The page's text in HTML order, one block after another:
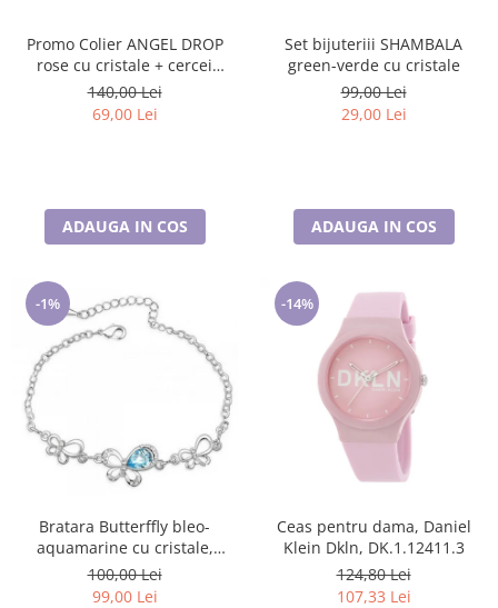
Promo Colier ANGEL DROP
rose cu cristale + cercei
asortati CADOU
140,00 Lei
69,00 Lei
ADAUGA IN COS
Set bijuteriii SHAMBALA
green-verde cu cristale
99,00 Lei
29,00 Lei
ADAUGA IN COS
-1%
Bratara Butterffly bleo-
aquamarine cu cristale,
placata cu aur 18K
100,00 Lei
99,00 Lei
-14%
Ceas pentru dama, Daniel
Klein Dkln, DK.1.12411.3
124,80 Lei
107,33 Lei